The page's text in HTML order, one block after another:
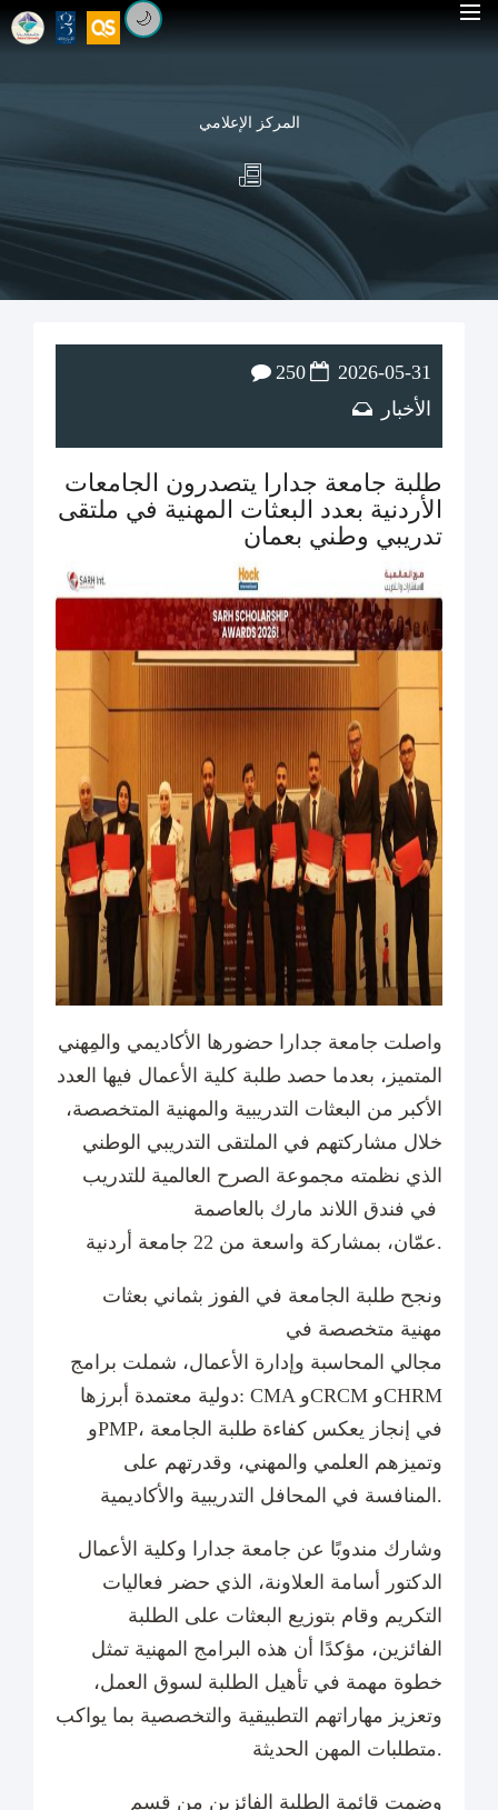
🌙
المركز الإعلامي
2026-05-31
الأخبار
250
طلبة جامعة جدارا يتصدرون الجامعات
الأردنية بعدد البعثات المهنية في ملتقى
تدريبي وطني بعمان
واصلت جامعة جدارا حضورها الأكاديمي والمِهني
المتميز، بعدما حصد طلبة كلية الأعمال فيها العدد
الأكبر من البعثات التدريبية والمهنية المتخصصة،
خلال مشاركتهم في الملتقى التدريبي الوطني
الذي نظمته مجموعة الصرح العالمية للتدريب
عمّان، بمشاركة واسعة من 22 جامعة أردنية.
ونجح طلبة الجامعة في الفوز بثماني بعثات
مهنية متخصصة في
دولية معتمدة أبرزها: CMA وCRCM وCHRM
وPMP، في إنجاز يعكس كفاءة طلبة الجامعة
وتميزهم العلمي والمهني، وقدرتهم على
المنافسة في المحافل التدريبية والأكاديمية.
وشارك مندوبًا عن جامعة جدارا وكلية الأعمال
الدكتور أسامة العلاونة، الذي حضر فعاليات
التكريم وقام بتوزيع البعثات على الطلبة
الفائزين، مؤكدًا أن هذه البرامج المهنية تمثل
خطوة مهمة في تأهيل الطلبة لسوق العمل،
وتعزيز مهاراتهم التطبيقية والتخصصية بما يواكب
متطلبات المهن الحديثة.
وضمت قائمة الطلبة الفائزين من قسم